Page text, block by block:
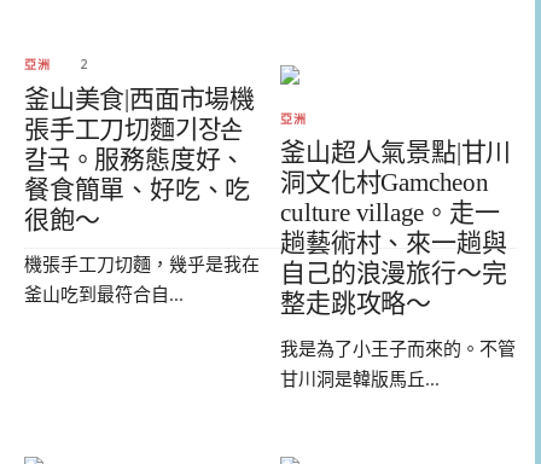
亞洲 2
釜山美食|西面市場機
張手工刀切麵기장손
칼국。服務態度好、
餐食簡單、好吃、吃
很飽～
機張手工刀切麵，幾乎是我在
釜山吃到最符合自...
亞洲
釜山超人氣景點|甘川
洞文化村Gamcheon
culture village。走一
趟藝術村、來一趟與
自己的浪漫旅行～完
整走跳攻略～
我是為了小王子而來的。不管
甘川洞是韓版馬丘...